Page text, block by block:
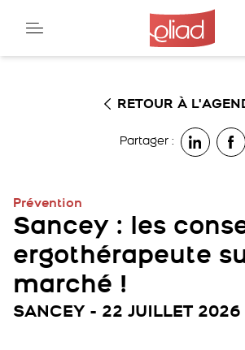
RETOUR À
Partager :
Sancey : les
ergothérapeute
marché !
Prévention
SANCEY - 22 JUILLET 2026